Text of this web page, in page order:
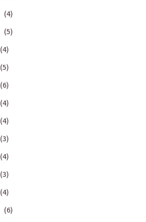
(4)
(5)
(4)
(5)
(6)
(4)
(4)
(3)
(4)
(3)
(4)
(6)